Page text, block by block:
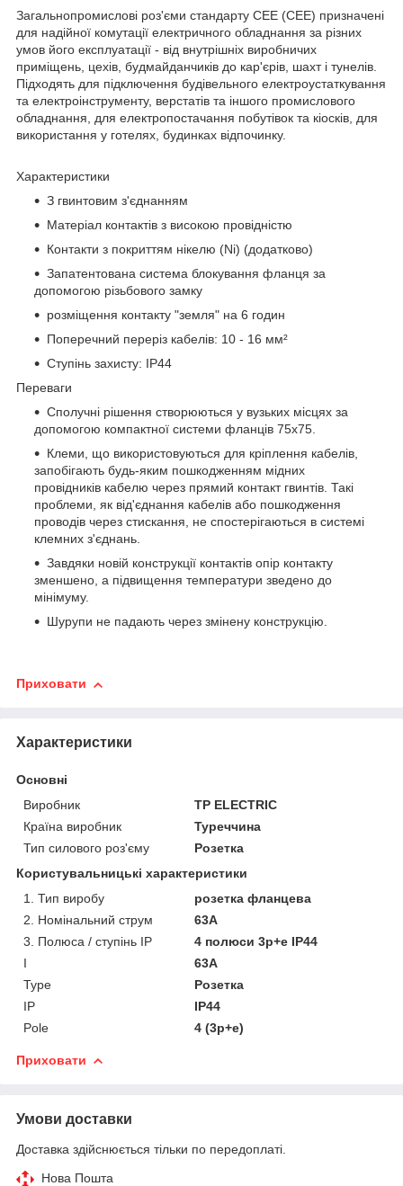
Загальнопромислові роз'єми стандарту СЕЕ (CEE) призначені
для надійної комутації електричного обладнання за різних
умов його експлуатації - від внутрішніх виробничих
приміщень, цехів, будмайданчиків до кар'єрів, шахт і тунелів.
Підходять для підключення будівельного електроустаткування
та електроінструменту, верстатів та іншого промислового
обладнання, для електропостачання побутівок та кіосків, для
використання у готелях, будинках відпочинку.
Характеристики
З гвинтовим з'єднанням
Матеріал контактів з високою провідністю
Контакти з покриттям нікелю (Ni) (додатково)
Запатентована система блокування фланця за
допомогою різьбового замку
розміщення контакту "земля" на 6 годин
Поперечний переріз кабелів: 10 - 16 мм²
Ступінь захисту: IP44
Переваги
Сполучні рішення створюються у вузьких місцях за
допомогою компактної системи фланців 75x75.
Клеми, що використовуються для кріплення кабелів,
запобігають будь-яким пошкодженням мідних
провідників кабелю через прямий контакт гвинтів. Такі
проблеми, як від'єднання кабелів або пошкодження
проводів через стискання, не спостерігаються в системі
клемних з'єднань.
Завдяки новій конструкції контактів опір контакту
зменшено, а підвищення температури зведено до
мінімуму.
Шурупи не падають через змінену конструкцію.
Приховати
Характеристики
Основні
Виробник
TP ELECTRIC
Країна виробник
Туреччина
Тип силового роз'єму
Розетка
Користувальницькі характеристики
1. Тип виробу
розетка фланцева
2. Номінальний струм
63А
3. Полюса / ступінь IP
4 полюси 3p+e IP44
I
63А
Type
Розетка
IP
IP44
Pole
4 (3p+e)
Приховати
Умови доставки
Доставка здійснюється тільки по передоплаті.
Нова Пошта